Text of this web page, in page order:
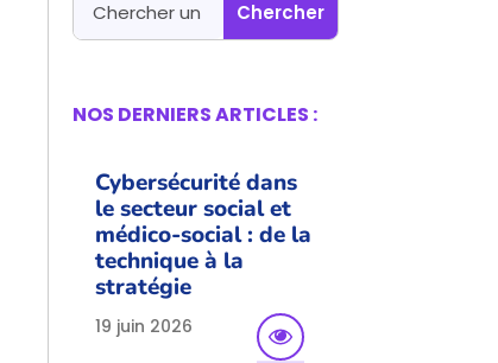
NOS DERNIERS ARTICLES :
Cybersécurité dans
le secteur social et
médico-social : de la
technique à la
stratégie
19 juin 2026